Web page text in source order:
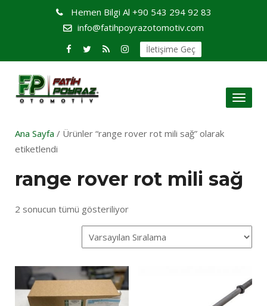
Hemen Bilgi Al +90 543 294 92 83
info@fatihpoyrazotomotiv.com
İletişime Geç
Toggle
Ana Sayfa / Ürünler “range rover rot mili sağ” olarak
etiketlendi
range rover rot mili sağ
2 sonucun tümü gösteriliyor